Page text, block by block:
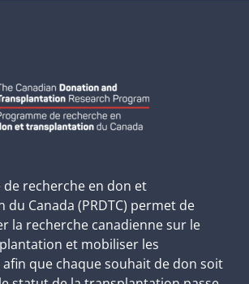
recherche en don et
Canada (PRDTC) permet de
la recherche canadienne sur le
et mobiliser les
afin que chaque souhait de don soit